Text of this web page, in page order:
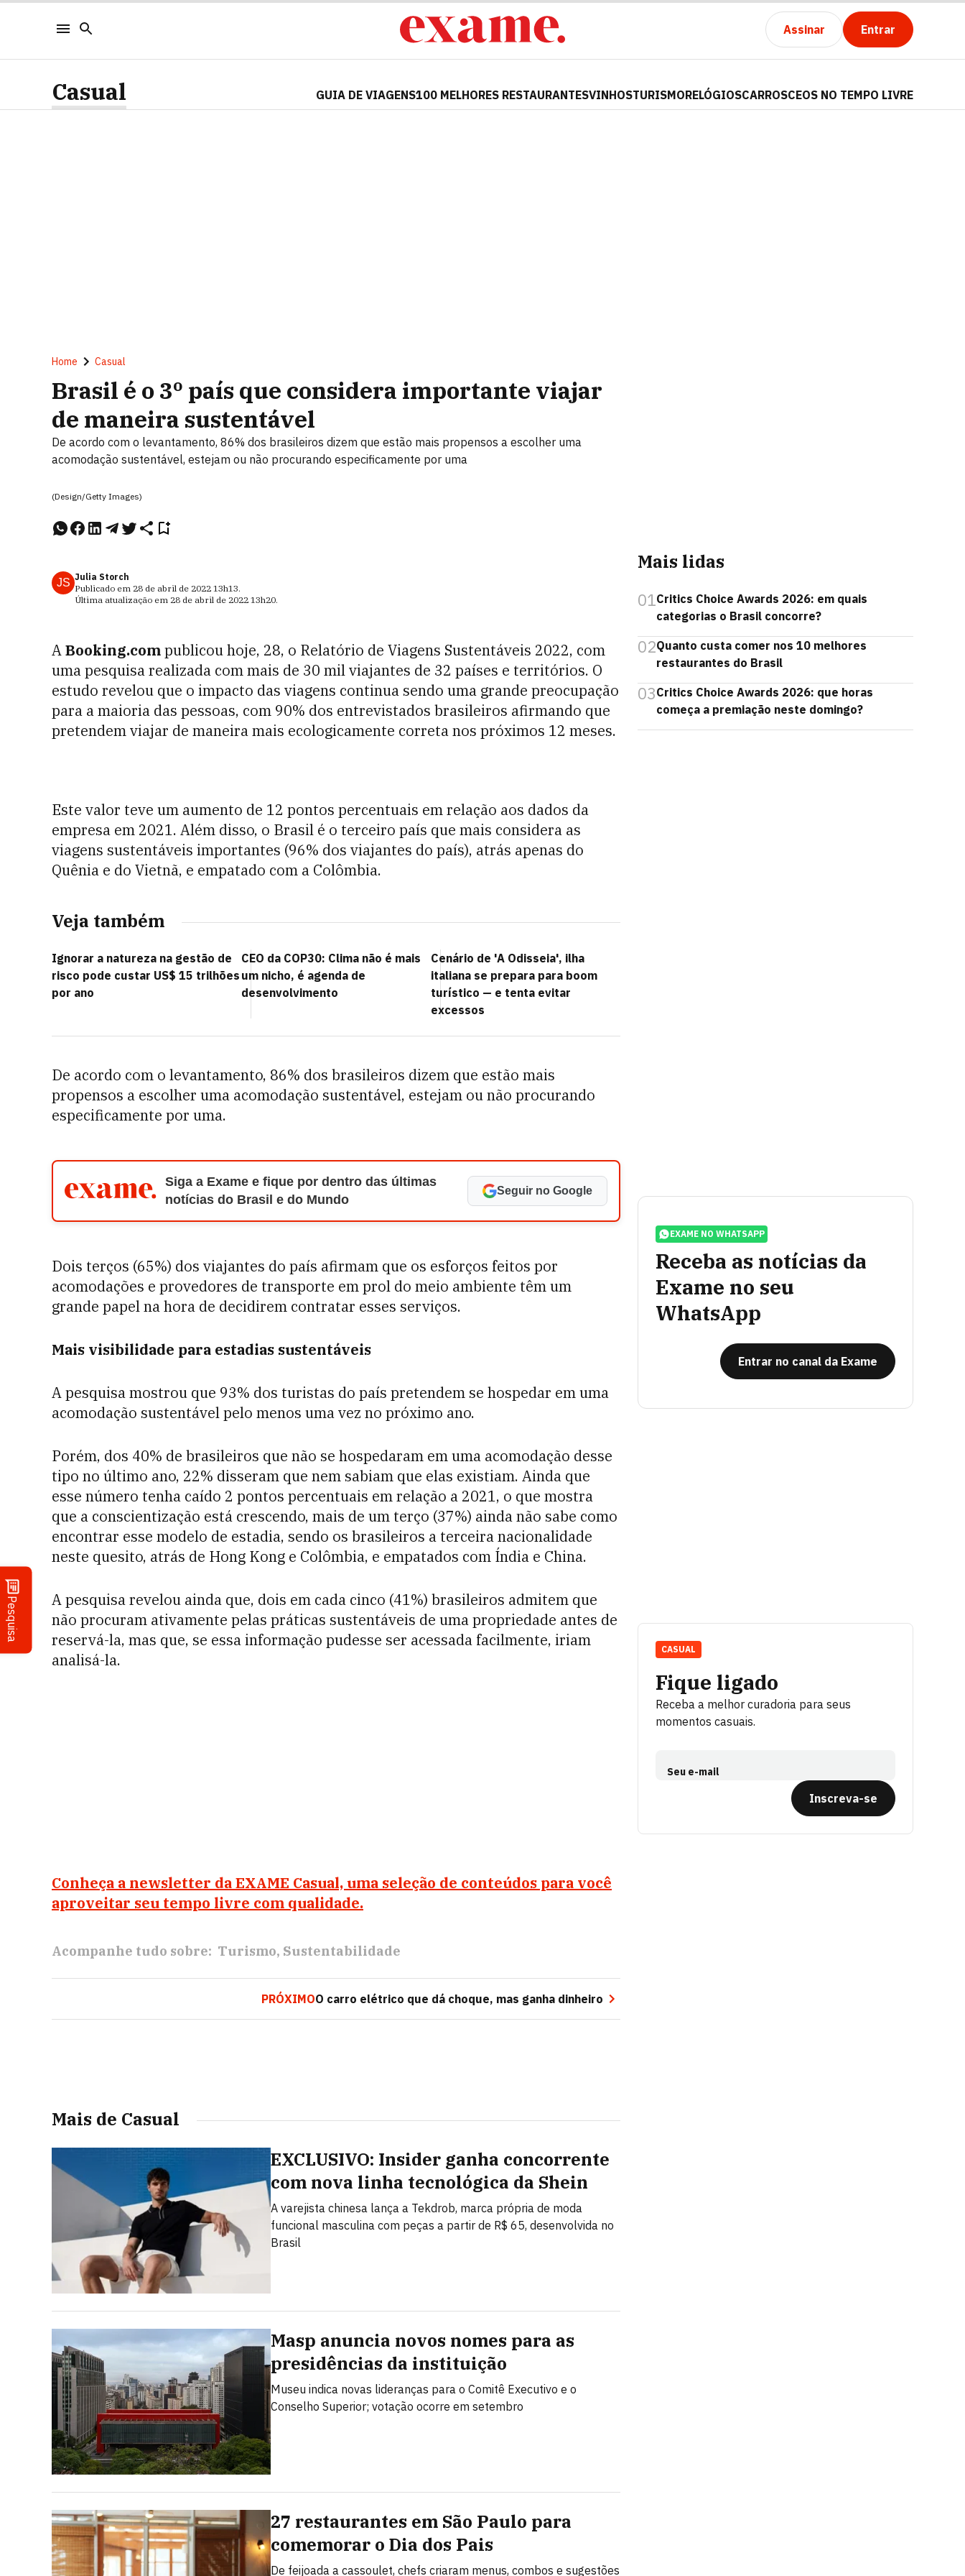
Assinar Entrar
Pesquisa
Casual GUIA DE VIAGENS100 MELHORES RESTAURANTESVINHOSTURISMORELÓGIOSCARROSCEOS NO TEMPO LIVRE
Home Casual
Brasil é o 3º país que considera importante viajar
de maneira sustentável
De acordo com o levantamento, 86% dos brasileiros dizem que estão mais propensos a escolher uma
acomodação sustentável, estejam ou não procurando especificamente por uma
(Design/Getty Images)
JS Julia Storch
Publicado em 28 de abril de 2022 13h13.
Última atualização em 28 de abril de 2022 13h20.
ABooking.compublicou hoje, 28, o Relatório de Viagens Sustentáveis 2022, com
uma pesquisa realizada com mais de 30 mil viajantes de 32 países e territórios. O
estudo revelou que o impacto das viagens continua sendo uma grande preocupação
para a maioria das pessoas, com 90% dos entrevistados brasileiros afirmando que
pretendem viajar de maneira mais ecologicamente correta nos próximos 12 meses.
Este valor teve um aumento de 12 pontos percentuais em relação aos dados da
empresa em 2021. Além disso, o Brasil é o terceiro país que mais considera as
viagens sustentáveis importantes (96% dos viajantes do país), atrás apenas do
Quênia e do Vietnã, e empatado com a Colômbia.
Veja também
Ignorar a natureza na gestão de
risco pode custar US$ 15 trilhões
por ano
CEO da COP30: Clima não é mais
um nicho, é agenda de
desenvolvimento
Cenário de 'A Odisseia', ilha
italiana se prepara para boom
turístico — e tenta evitar
excessos
De acordo com o levantamento, 86% dos brasileiros dizem que estão mais
propensos a escolher uma acomodação sustentável, estejam ou não procurando
especificamente por uma.
Siga a Exame e fique por dentro das últimas
notícias do Brasil e do Mundo
Seguir no Google
Dois terços (65%) dos viajantes do país afirmam que os esforços feitos por
acomodações e provedores de transporte em prol do meio ambiente têm um
grande papel na hora de decidirem contratar esses serviços.
Mais visibilidade para estadias sustentáveis
A pesquisa mostrou que 93% dos turistas do país pretendem se hospedar em uma
acomodação sustentável pelo menos uma vez no próximo ano.
Porém, dos 40% de brasileiros que não se hospedaram em uma acomodação desse
tipo no último ano, 22% disseram que nem sabiam que elas existiam. Ainda que
esse número tenha caído 2 pontos percentuais em relação a 2021, o que mostra
que a conscientização está crescendo, mais de um terço (37%) ainda não sabe como
encontrar esse modelo de estadia, sendo os brasileiros a terceira nacionalidade
neste quesito, atrás de Hong Kong e Colômbia, e empatados com Índia e China.
A pesquisa revelou ainda que, dois em cada cinco (41%) brasileiros admitem que
não procuram ativamente pelas práticas sustentáveis de uma propriedade antes de
reservá-la, mas que, se essa informação pudesse ser acessada facilmente, iriam
analisá-la.
Conheça a newsletter da EXAME Casual, uma seleção de conteúdos para você
aproveitar seu tempo livre com qualidade.
Acompanhe tudo sobre: Turismo Sustentabilidade
PRÓXIMOO carro elétrico que dá choque, mas ganha dinheiro
Mais de Casual
EXCLUSIVO: Insider ganha concorrente
com nova linha tecnológica da Shein
A varejista chinesa lança a Tekdrob, marca própria de moda
funcional masculina com peças a partir de R$ 65, desenvolvida no
Brasil
Masp anuncia novos nomes para as
presidências da instituição
Museu indica novas lideranças para o Comitê Executivo e o
Conselho Superior; votação ocorre em setembro
27 restaurantes em São Paulo para
comemorar o Dia dos Pais
De feijoada a cassoulet, chefs criaram menus, combos e sugestões
Mais lidas
01Critics Choice Awards 2026: em quais
categorias o Brasil concorre?
02Quanto custa comer nos 10 melhores
restaurantes do Brasil
03Critics Choice Awards 2026: que horas
começa a premiação neste domingo?
EXAME NO WHATSAPP
Receba as notícias da
Exame no seu
WhatsApp
Entrar no canal da Exame
Fique ligado
Receba a melhor curadoria para seus
momentos casuais.
Seu e-mail
Inscreva-se
CASUAL